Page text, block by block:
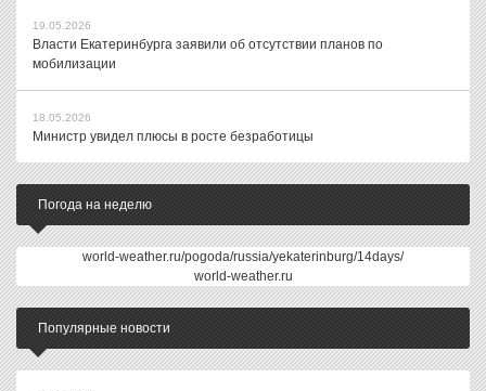
19.05.2026
Власти Екатеринбурга заявили об отсутствии планов по
мобилизации
18.05.2026
Министр увидел плюсы в росте безработицы
Погода на неделю
world-weather.ru/pogoda/russia/yekaterinburg/14days/
world-weather.ru
Популярные новости